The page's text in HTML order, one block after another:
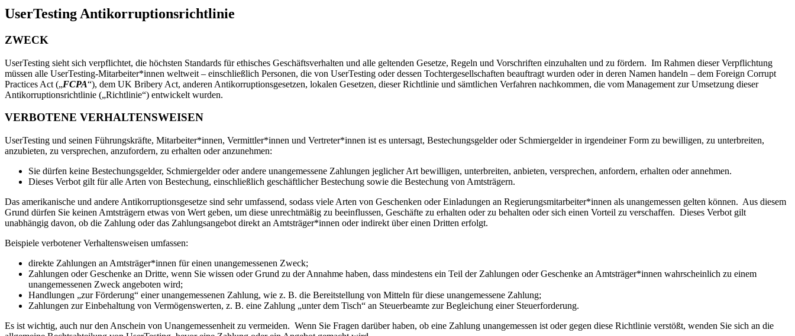
UserTesting Antikorruptionsrichtlinie
ZWECK
UserTesting sieht sich verpflichtet, die höchsten Standards für ethisches Geschäftsverhalten und alle geltenden Gesetze, Regeln und Vorschriften einzuhalten und zu fördern. Im Rahmen dieser Verpflichtung
müssen alle UserTesting-Mitarbeiter*innen weltweit – einschließlich Personen, die von UserTesting oder dessen Tochtergesellschaften beauftragt wurden oder in deren Namen handeln – dem Foreign Corrupt
Practices Act („FCPA“), dem UK Bribery Act, anderen Antikorruptionsgesetzen, lokalen Gesetzen, dieser Richtlinie und sämtlichen Verfahren nachkommen, die vom Management zur Umsetzung dieser
Antikorruptionsrichtlinie („Richtlinie“) entwickelt wurden.
VERBOTENE VERHALTENSWEISEN
UserTesting und seinen Führungskräfte, Mitarbeiter*innen, Vermittler*innen und Vertreter*innen ist es untersagt, Bestechungsgelder oder Schmiergelder in irgendeiner Form zu bewilligen, zu unterbreiten,
anzubieten, zu versprechen, anzufordern, zu erhalten oder anzunehmen:
Sie dürfen keine Bestechungsgelder, Schmiergelder oder andere unangemessene Zahlungen jeglicher Art bewilligen, unterbreiten, anbieten, versprechen, anfordern, erhalten oder annehmen.
Dieses Verbot gilt für alle Arten von Bestechung, einschließlich geschäftlicher Bestechung sowie die Bestechung von Amtsträgern.
Das amerikanische und andere Antikorruptionsgesetze sind sehr umfassend, sodass viele Arten von Geschenken oder Einladungen an Regierungsmitarbeiter*innen als unangemessen gelten können. Aus diesem
Grund dürfen Sie keinen Amtsträgern etwas von Wert geben, um diese unrechtmäßig zu beeinflussen, Geschäfte zu erhalten oder zu behalten oder sich einen Vorteil zu verschaffen. Dieses Verbot gilt
unabhängig davon, ob die Zahlung oder das Zahlungsangebot direkt an Amtsträger*innen oder indirekt über einen Dritten erfolgt.
Beispiele verbotener Verhaltensweisen umfassen:
direkte Zahlungen an Amtsträger*innen für einen unangemessenen Zweck;
Zahlungen oder Geschenke an Dritte, wenn Sie wissen oder Grund zu der Annahme haben, dass mindestens ein Teil der Zahlungen oder Geschenke an Amtsträger*innen wahrscheinlich zu einem
unangemessenen Zweck angeboten wird;
Handlungen „zur Förderung“ einer unangemessenen Zahlung, wie z. B. die Bereitstellung von Mitteln für diese unangemessene Zahlung;
Zahlungen zur Einbehaltung von Vermögenswerten, z. B. eine Zahlung „unter dem Tisch“ an Steuerbeamte zur Begleichung einer Steuerforderung.
Es ist wichtig, auch nur den Anschein von Unangemessenheit zu vermeiden. Wenn Sie Fragen darüber haben, ob eine Zahlung unangemessen ist oder gegen diese Richtlinie verstößt, wenden Sie sich an die